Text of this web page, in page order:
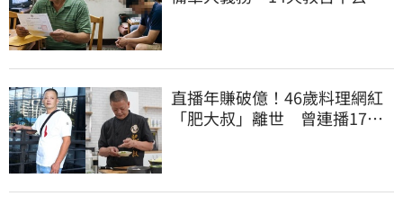
直播年賺破億！46歲料理網紅
「肥大叔」離世 曾連播17小